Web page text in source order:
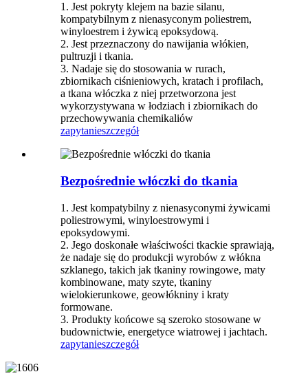
1. Jest pokryty klejem na bazie silanu,
kompatybilnym z nienasyconym poliestrem,
winyloestrem i żywicą epoksydową.
2. Jest przeznaczony do nawijania włókien,
pultruzji i tkania.
3. Nadaje się do stosowania w rurach,
zbiornikach ciśnieniowych, kratach i profilach,
a tkana włóczka z niej przetworzona jest
wykorzystywana w łodziach i zbiornikach do
przechowywania chemikaliów
zapytanieszczegół
Bezpośrednie włóczki do tkania
1. Jest kompatybilny z nienasyconymi żywicami
poliestrowymi, winyloestrowymi i
epoksydowymi.
2. Jego doskonałe właściwości tkackie sprawiają,
że nadaje się do produkcji wyrobów z włókna
szklanego, takich jak tkaniny rowingowe, maty
kombinowane, maty szyte, tkaniny
wielokierunkowe, geowłókniny i kraty
formowane.
3. Produkty końcowe są szeroko stosowane w
budownictwie, energetyce wiatrowej i jachtach.
zapytanieszczegół